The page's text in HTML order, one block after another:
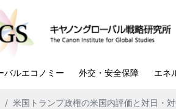
バルエコノミー 外交・安全保障 エネ
米国トランプ政権の米国内評価と対日・